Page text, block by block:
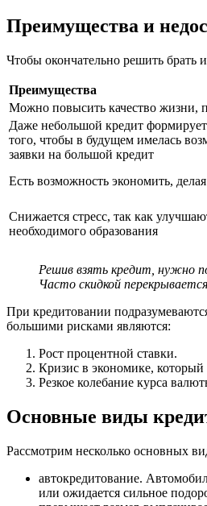
Преимущества и
Чтобы окончательно решить брать
Преимущества
Можно повысить качество жизни,
Даже небольшой кредит
того, чтобы в будущем имелась
заявки на большой кредит
Есть возможность экономить,
Снижается стресс, так как
необходимого образования
Решив взять кредит, нужно
Часто скидкой
При кредитовании
большими рисками являются:
Рост процентной ставки.
Кризис в экономике,
Резкое колебание курса
Основные виды
Рассмотрим несколько основных
автокредитование.
или ожидается сильное